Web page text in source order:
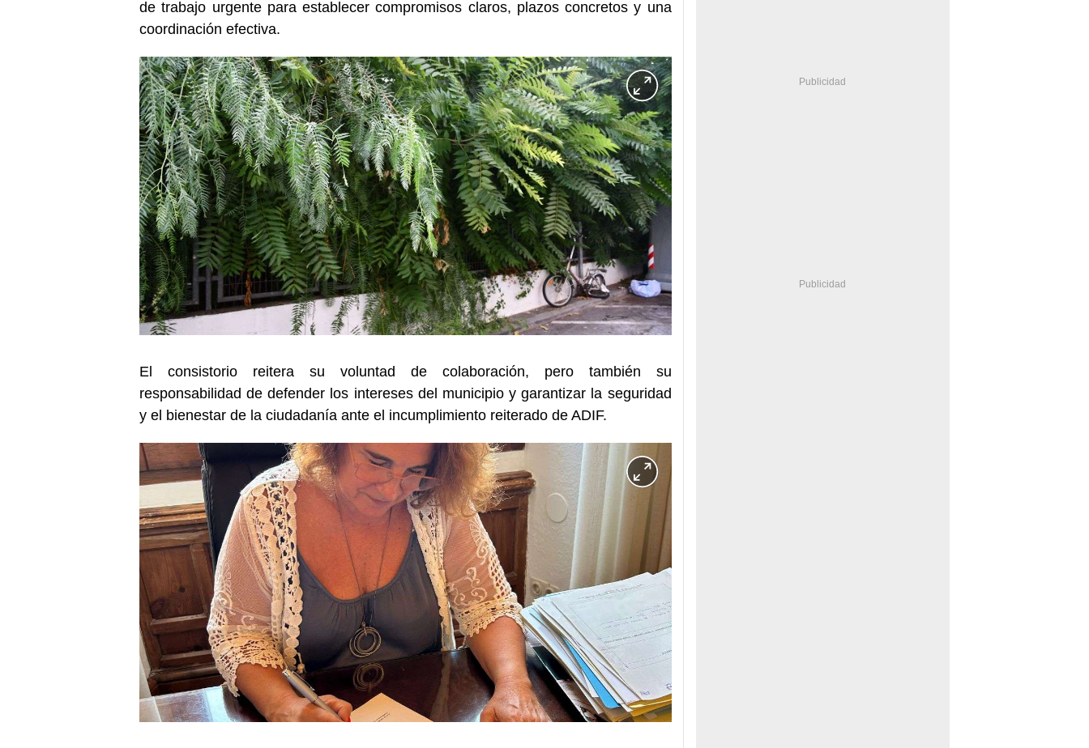
de trabajo urgente para establecer compromisos claros, plazos concretos y una
coordinación efectiva.
El consistorio reitera su voluntad de colaboración, pero también su
responsabilidad de defender los intereses del municipio y garantizar la seguridad
y el bienestar de la ciudadanía ante el incumplimiento reiterado de ADIF.